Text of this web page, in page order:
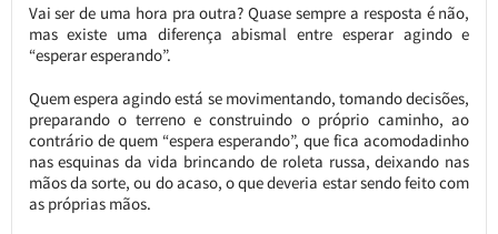
Vai ser de uma hora pra outra? Quase sempre a resposta é não,
mas existe uma diferença abismal entre esperar agindo e
“esperar esperando”.
Quem espera agindo está se movimentando, tomando decisões,
preparando o terreno e construindo o próprio caminho, ao
contrário de quem “espera esperando”, que fica acomodadinho
nas esquinas da vida brincando de roleta russa, deixando nas
mãos da sorte, ou do acaso, o que deveria estar sendo feito com
as próprias mãos.